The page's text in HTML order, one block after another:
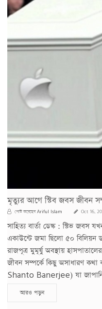
মৃত্যুর আগে স্টিব জবস জীবন
পোস্ট করেছেনAriful Islam Oct 16,
সাহিত্য বার্তা ডেস্ক : স্টিভ জবস
একাউন্টে জমা ছিলো ৫০ বিলিয়ন
রাজপূত্র মুমূর্ষু অবস্থায়
জীবন সম্পর্কে কিছু অসাধারণ
Shanto Banerjee) যা জাপানি,
আরও পড়ুন